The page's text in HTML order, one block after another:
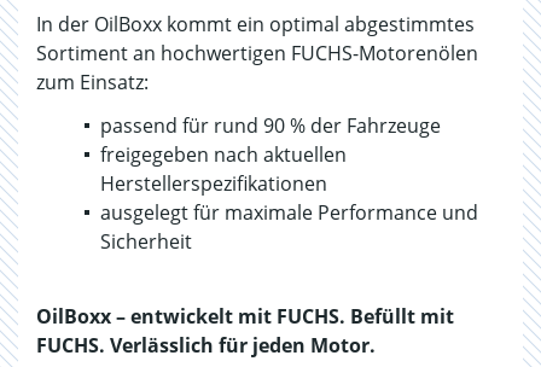
In der OilBoxx kommt ein optimal abgestimmtes
Sortiment an hochwertigen FUCHS-Motorenölen
zum Einsatz:
passend für rund 90 % der Fahrzeuge
freigegeben nach aktuellen
Herstellerspezifikationen
ausgelegt für maximale Performance und
Sicherheit
OilBoxx – entwickelt mit FUCHS. Befüllt mit
FUCHS. Verlässlich für jeden Motor.